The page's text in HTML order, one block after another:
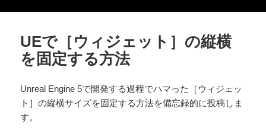
UEで［ウィジェット］の縦横
を固定する方法
Unreal Engine 5で開発する過程でハマった［ウィジェッ
ト］の縦横サイズを固定する方法を備忘録的に投稿しま
す。